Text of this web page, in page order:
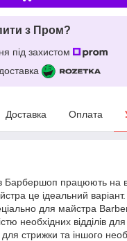
з Пром?
під захистом
Доставка Оплата
Барбершоп працюють на
це ідеальний
для майстра
необхідних відділів
стрижки та іншого